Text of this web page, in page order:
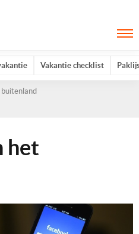
Vakantie checklist
het